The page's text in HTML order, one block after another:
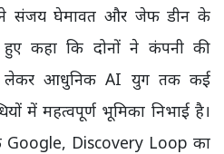
ने संजय घेमावत और जेफ डीन के
हुए कहा कि दोनों ने कंपनी की
लेकर आधुनिक AI युग तक कई
में महत्वपूर्ण भूमिका निभाई है।
Google, Discovery Loop का